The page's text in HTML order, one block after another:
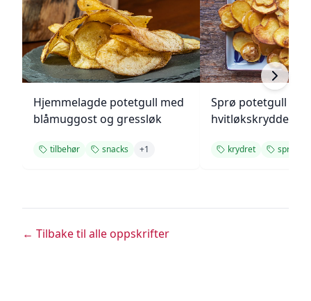
Hjemmelagde potetgull med
blåmuggost og gressløk
tilbehør snacks +1
Sprø potetgull
hvitløkskrydder
krydret sprø
← Tilbake til alle oppskrifter